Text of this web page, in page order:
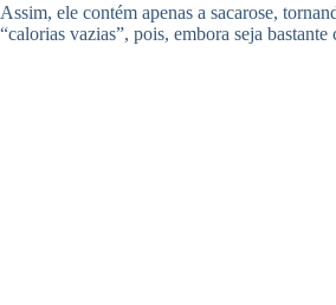
Assim, ele contém apenas a sacarose,
“calorias vazias”, pois, embora seja